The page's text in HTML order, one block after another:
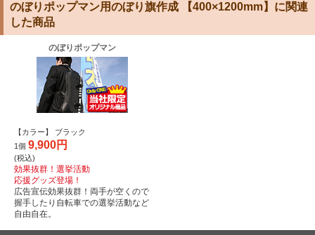
のぼりポップマン用のぼり旗作成 【400×1200mm】に関連
した商品
のぼりポップマン
【カラー】 ブラック
1個 9,900円
(税込)
効果抜群！選挙活動
応援グッズ登場！
広告宣伝効果抜群！両手が空くので
握手したり自転車での選挙活動など
自由自在。